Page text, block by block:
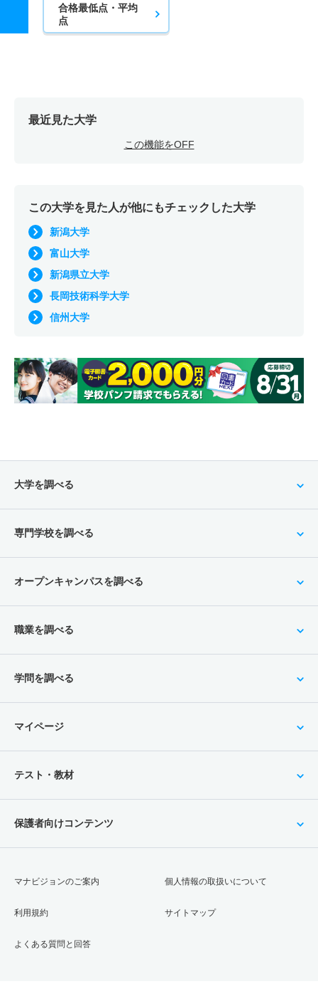
合格最低点・平均
点
最近見た大学
この機能をOFF
この大学を見た人が他にもチェックした大学
新潟大学
富山大学
新潟県立大学
長岡技術科学大学
信州大学
大学を調べる
専門学校を調べる
オープンキャンパスを調べる
職業を調べる
学問を調べる
マイページ
テスト・教材
保護者向けコンテンツ
マナビジョンのご案内
利用規約
よくある質問と回答
個人情報の取扱いについて
サイトマップ